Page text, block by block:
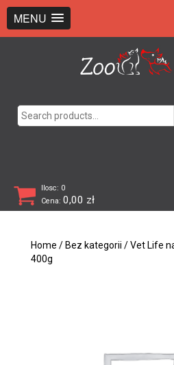
MENU
Ilosc: 0
Cena: 0,00 zł
Home / Bez kategorii / Vet Life
400g